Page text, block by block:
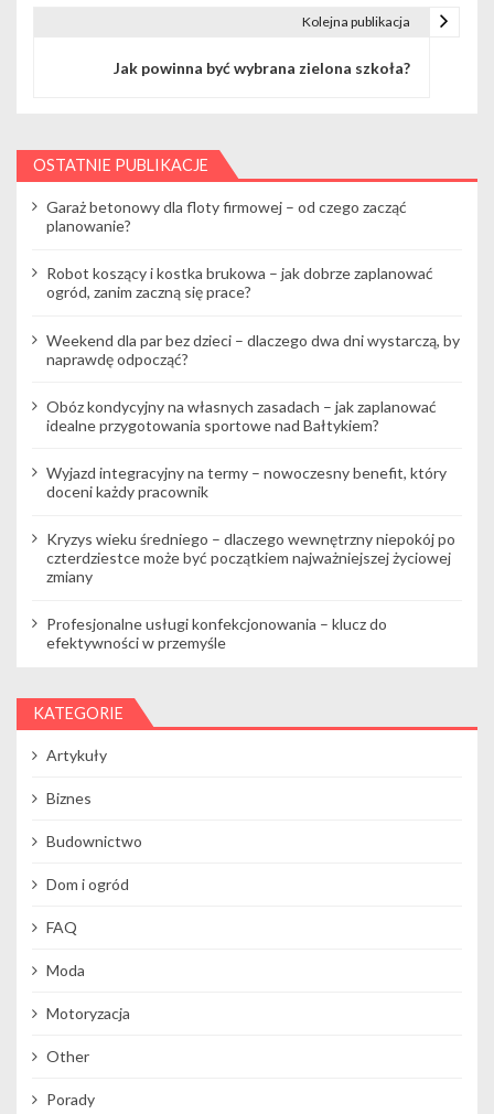
c
j
w
p
i
u
Kolejna publikacja
Jak powinna być wybrana zielona szkoła?
OSTATNIE PUBLIKACJE
Garaż betonowy dla floty firmowej – od czego zacząć
planowanie?
Robot koszący i kostka brukowa – jak dobrze zaplanować
ogród, zanim zaczną się prace?
Weekend dla par bez dzieci – dlaczego dwa dni wystarczą, by
naprawdę odpocząć?
Obóz kondycyjny na własnych zasadach – jak zaplanować
idealne przygotowania sportowe nad Bałtykiem?
Wyjazd integracyjny na termy – nowoczesny benefit, który
doceni każdy pracownik
Kryzys wieku średniego – dlaczego wewnętrzny niepokój po
czterdziestce może być początkiem najważniejszej życiowej
zmiany
Profesjonalne usługi konfekcjonowania – klucz do
efektywności w przemyśle
KATEGORIE
Artykuły
Biznes
Budownictwo
Dom i ogród
FAQ
Moda
Motoryzacja
Other
Porady